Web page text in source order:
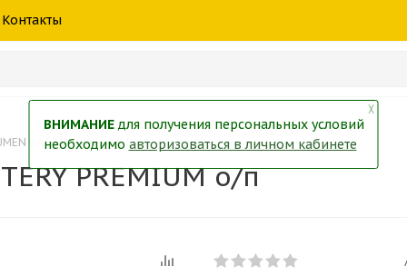
Контакты
BATTERY PREMIUM о/п
PREMIUM о/п
╳
ВНИМАНИЕдля получения персональных условий
необходимо авторизоваться в личном кабинете